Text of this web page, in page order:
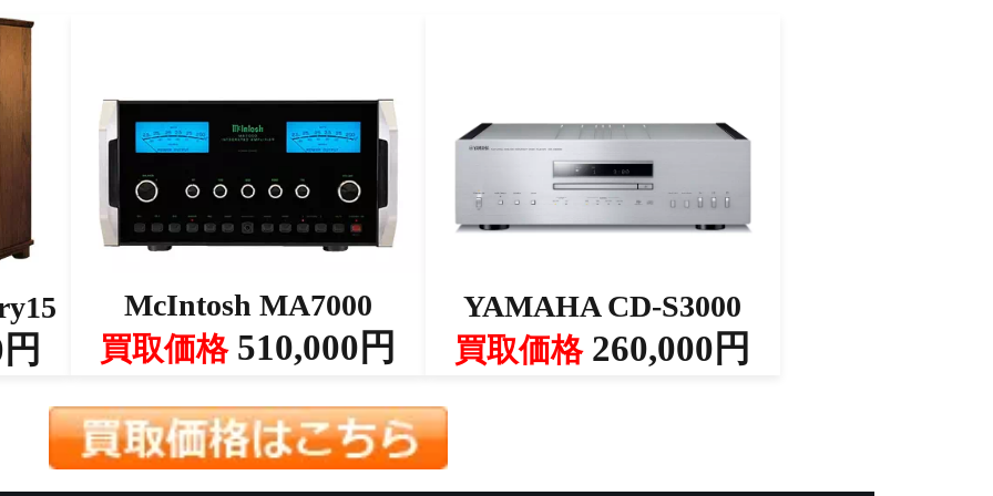
McIntosh MA7000
買取価格510,000円
YAMAHA CD-S3000
買取価格260,000円